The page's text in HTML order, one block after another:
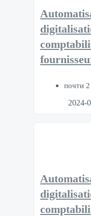
почти 2
2024-